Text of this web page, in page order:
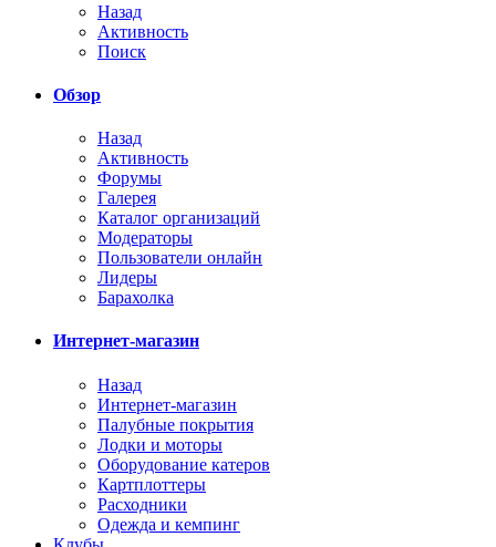
Назад
Активность
Поиск
Обзор
Назад
Активность
Форумы
Галерея
Каталог организаций
Модераторы
Пользователи онлайн
Лидеры
Барахолка
Интернет-магазин
Назад
Интернет-магазин
Палубные покрытия
Лодки и моторы
Оборудование катеров
Картплоттеры
Расходники
Одежда и кемпинг